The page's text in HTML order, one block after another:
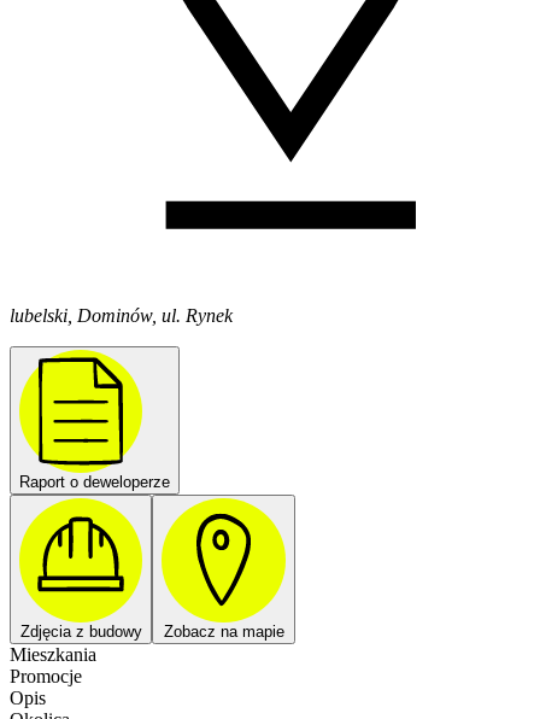
lubelski, Dominów, ul. Rynek
Raport o deweloperze
Zdjęcia z budowy Zobacz na mapie
Mieszkania
Promocje
Opis